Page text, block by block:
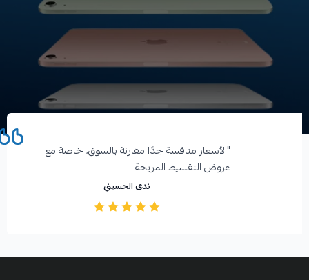
آراء العملاء
"الأسعار منافسة جدًا مقارنة بالسوق، خاصة مع
عروض التقسيط المريحة️
ندى الحسيني